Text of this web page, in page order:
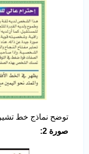
توضح نماذج خط
صورة 2: